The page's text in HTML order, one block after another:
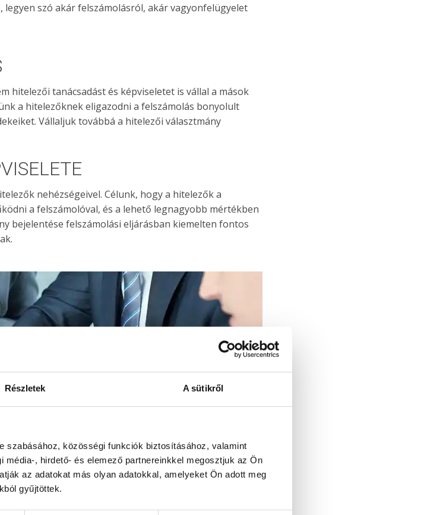
Részletek A sütikről
szabásához, közösségi funkciók biztosításához, valamint
, hirdető- és elemező partnereinkkel megosztjuk az Ön
az adatokat más olyan adatokkal, amelyeket Ön adott meg
gyűjtöttek.
szó akár felszámolásról, akár vagyonfelügyelet
hitelezői tanácsadást és képviseletet is vállal a mások
a hitelezőknek eligazodni a felszámolás bonyolult
Vállaljuk továbbá a hitelezői választmány
nehézségeivel. Célunk, hogy a hitelezők a
a felszámolóval, és a lehető legnagyobb mértékben
bejelentése felszámolási eljárásban kiemelten fontos